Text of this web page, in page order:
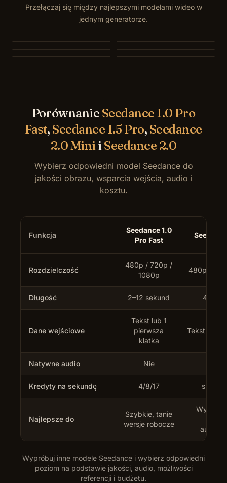
Przełączaj się między najlepszymi modelami wideo w
jednym generatorze.
Porównanie Seedance 1.0 Pro
Fast, Seedance 1.5 Pro, Seedance
2.0 Mini i Seedance 2.0
Wybierz odpowiedni model Seedance do
jakości obrazu, wsparcia wejścia, audio i
kosztu.
Funkcja
Seedance 1.0
Pro Fast
Rozdzielczość
480p / 720p /
1080p
480p /
Długość 2–12 sekund 4–12
Dane wejściowe
Tekst lub 1
pierwsza
klatka
Tekst lub
Natywne audio Nie
Kredyty na sekundę 4/8/17 silent
Najlepsze do
Szybkie, tanie
wersje robocze
Wypróbuj inne modele Seedance i wybierz odpowiedni
poziom na podstawie jakości, audio, możliwości
referencji i budżetu.